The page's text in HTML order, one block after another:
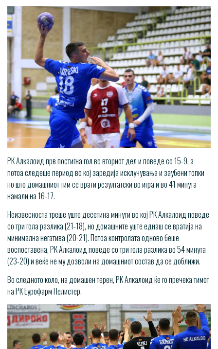
РК Алкалоид прв постигна гол во вториот дел и поведе со 15-9, а
потоа следеше период во кој заредија исклучувања и заубени топки
по што домашниот тим се врати резултатски во игра и во 41 минута
намали на 16-17.
Неизвесноста треше уште десетина минути во кој РК Алкалоид поведе
со три гола разлика (21-18), но домашните уште еднаш се вратија на
минимална негатива (20-21). Потоа контролата одново беше
воспоставена, РК Алкалоид поведе со три гола разлика во 54 минута
(23-20) и веќе не му дозволи на домашниот состав да се доближи.
Во следното коло, на домашен терен, РК Алкалоид ќе го пречека тимот
на РК Еурофарм Пелистер.